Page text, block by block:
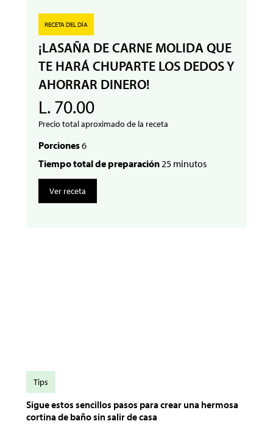
RECETA DEL DÍA
¡LASAÑA DE CARNE MOLIDA QUE
TE HARÁ CHUPARTE LOS DEDOS Y
AHORRAR DINERO!
L. 70.00
Precio total aproximado de la receta
Porciones6
Tiempo total de preparación25 minutos
Ver receta
Sigue estos sencillos pasos para crear una hermosa
cortina de baño sin salir de casa
Tips